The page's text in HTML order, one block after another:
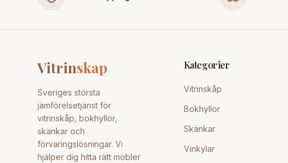
Vitrinskap
Sveriges största
jämförelsetjänst för
vitrinskåp, bokhyllor,
skänkar och
förvaringslösningar. Vi
hjälper dig hitta rätt möbler
Kategorier
Vitrinskåp
Bokhyllor
Skänkar
Vinkylar